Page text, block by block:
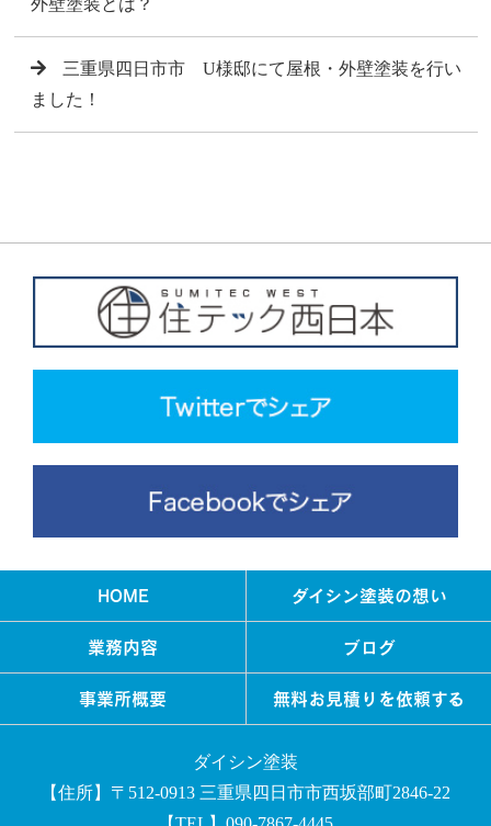
外壁塗装とは？
三重県四日市市 U様邸にて屋根・外壁塗装を行い
ました！
HOME ダイシン塗装の想い
業務内容 ブログ
事業所概要 無料お見積りを依頼する
ダイシン塗装
【住所】〒512-0913 三重県四日市市西坂部町2846-22